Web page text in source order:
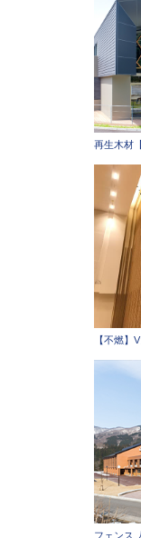
再生木材
【不燃】
フェンス